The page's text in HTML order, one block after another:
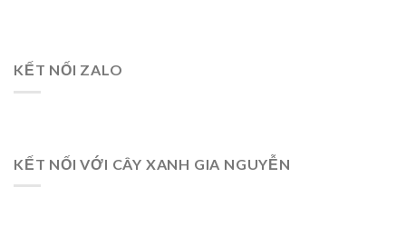
KẾT NỐI ZALO
KẾT NỐI VỚI CÂY XANH GIA NGUYỄN